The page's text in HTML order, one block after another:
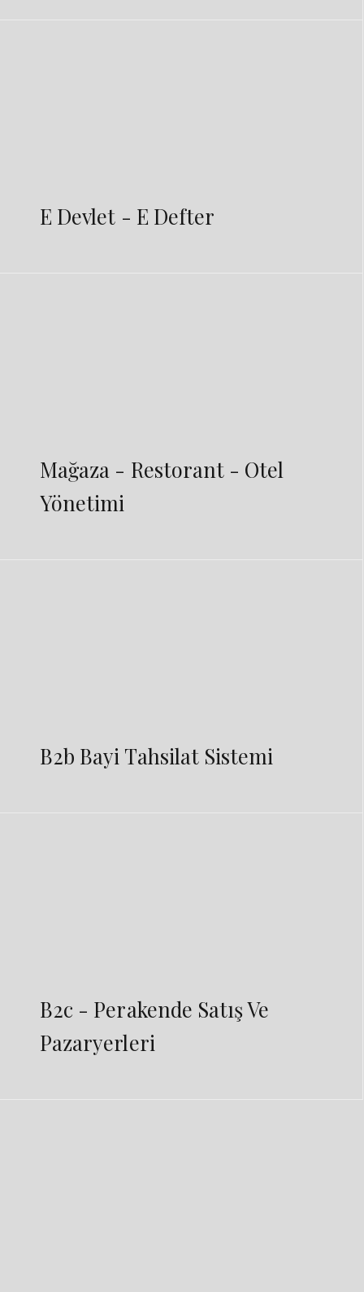
E Devlet - E Defter
Mağaza - Restorant - Otel
Yönetimi
B2b Bayi Tahsilat Sistemi
B2c - Perakende Satış Ve
Pazaryerleri